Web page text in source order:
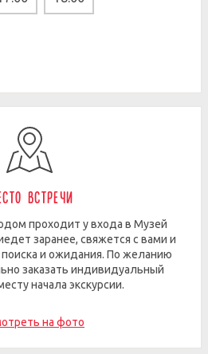
встречи
проходит у входа в Музей
заранее, свяжется с вами и
и ожидания. По желанию
заказать индивидуальный
начала экскурсии.
на фото